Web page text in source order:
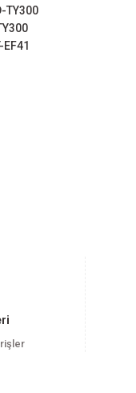
TY300